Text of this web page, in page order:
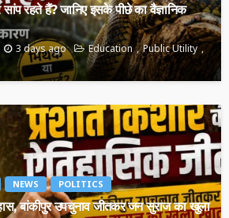
रहते हैं? जानिए इसके पीछे का वैज्ञानिक
3 days ago Education
Public Utility
NEWS POLITICS
बांकीपुर उपचुनाव जीतकर जन सुराज का खुला